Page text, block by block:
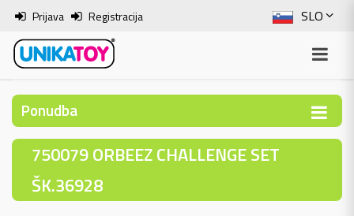
SLO
ENG
ITA
Prijava Registracija
Ponudba
750079 ORBEEZ CHALLENGE SET
ŠK.36928